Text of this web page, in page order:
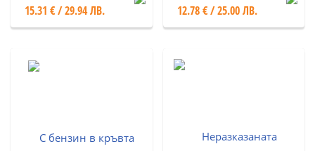
15.31 € / 29.94 ЛВ. 12.78 € / 25.00 ЛВ.